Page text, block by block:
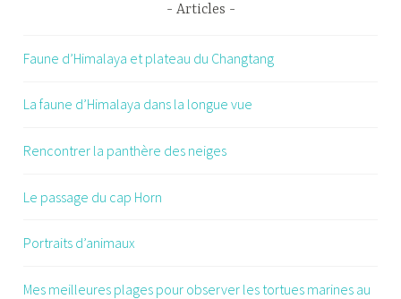
Articles
Faune d’Himalaya et plateau du Changtang
La faune d’Himalaya dans la longue vue
Rencontrer la panthère des neiges
Le passage du cap Horn
Portraits d’animaux
Mes meilleures plages pour observer les tortues marines au